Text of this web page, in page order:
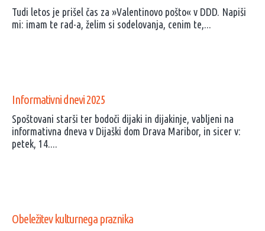
Tudi letos je prišel čas za »Valentinovo pošto« v DDD. Napiši
mi: imam te rad-a, želim si sodelovanja, cenim te,...
Informativni dnevi 2025
Spoštovani starši ter bodoči dijaki in dijakinje, vabljeni na
informativna dneva v Dijaški dom Drava Maribor, in sicer v:
petek, 14....
Obeležitev kulturnega praznika